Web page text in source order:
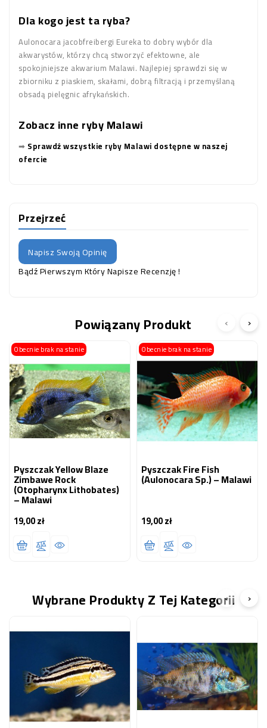
Dla kogo jest ta ryba?
Aulonocara jacobfreibergi Eureka to dobry wybór dla
akwarystów, którzy chcą stworzyć efektowne, ale
spokojniejsze akwarium Malawi. Najlepiej sprawdzi się w
zbiorniku z piaskiem, skałami, dobrą filtracją i przemyślaną
obsadą pielęgnic afrykańskich.
Zobacz inne ryby Malawi
➡ Sprawdź wszystkie ryby Malawi dostępne w naszej
ofercie
Przejrzeć
Napisz Swoją Opinię
Bądź Pierwszym Który Napisze Recenzję !
Powiązany Produkt
Obecnie brak na stanie
Pyszczak Yellow Blaze
Zimbawe Rock
(Otopharynx Lithobates)
– Malawi
19,00 złCena
Obecnie brak na stanie
Pyszczak Fire Fish
(Aulonocara Sp.) – Malawi
19,00 złCena
‹ ›
Wybrane Produkty Z Tej Kategorii
‹ ›